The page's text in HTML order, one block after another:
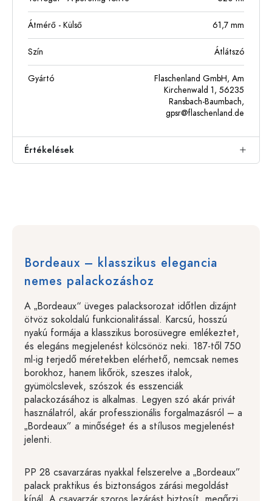
Átmérő - Külső 61,7 mm
Szín Átlátszó
Gyártó
Flaschenland GmbH, Am
Kirchenwald 1, 56235
Ransbach-Baumbach,
gpsr@flaschenland.de
Értékelések
Bordeaux – klasszikus elegancia
nemes palackozáshoz
A „Bordeaux“ üveges palacksorozat időtlen dizájnt
ötvöz sokoldalú funkcionalitással. Karcsú, hosszú
nyakú formája a klasszikus borosüvegre emlékeztet,
és elegáns megjelenést kölcsönöz neki. 187-től 750
ml-ig terjedő méretekben elérhető, nemcsak nemes
borokhoz, hanem likőrök, szeszes italok,
gyümölcslevek, szószok és esszenciák
palackozásához is alkalmas. Legyen szó akár privát
használatról, akár professzionális forgalmazásról – a
„Bordeaux” a minőséget és a stílusos megjelenést
jelenti.
PP 28 csavarzáras nyakkal felszerelve a „Bordeaux”
palack praktikus és biztonságos zárási megoldást